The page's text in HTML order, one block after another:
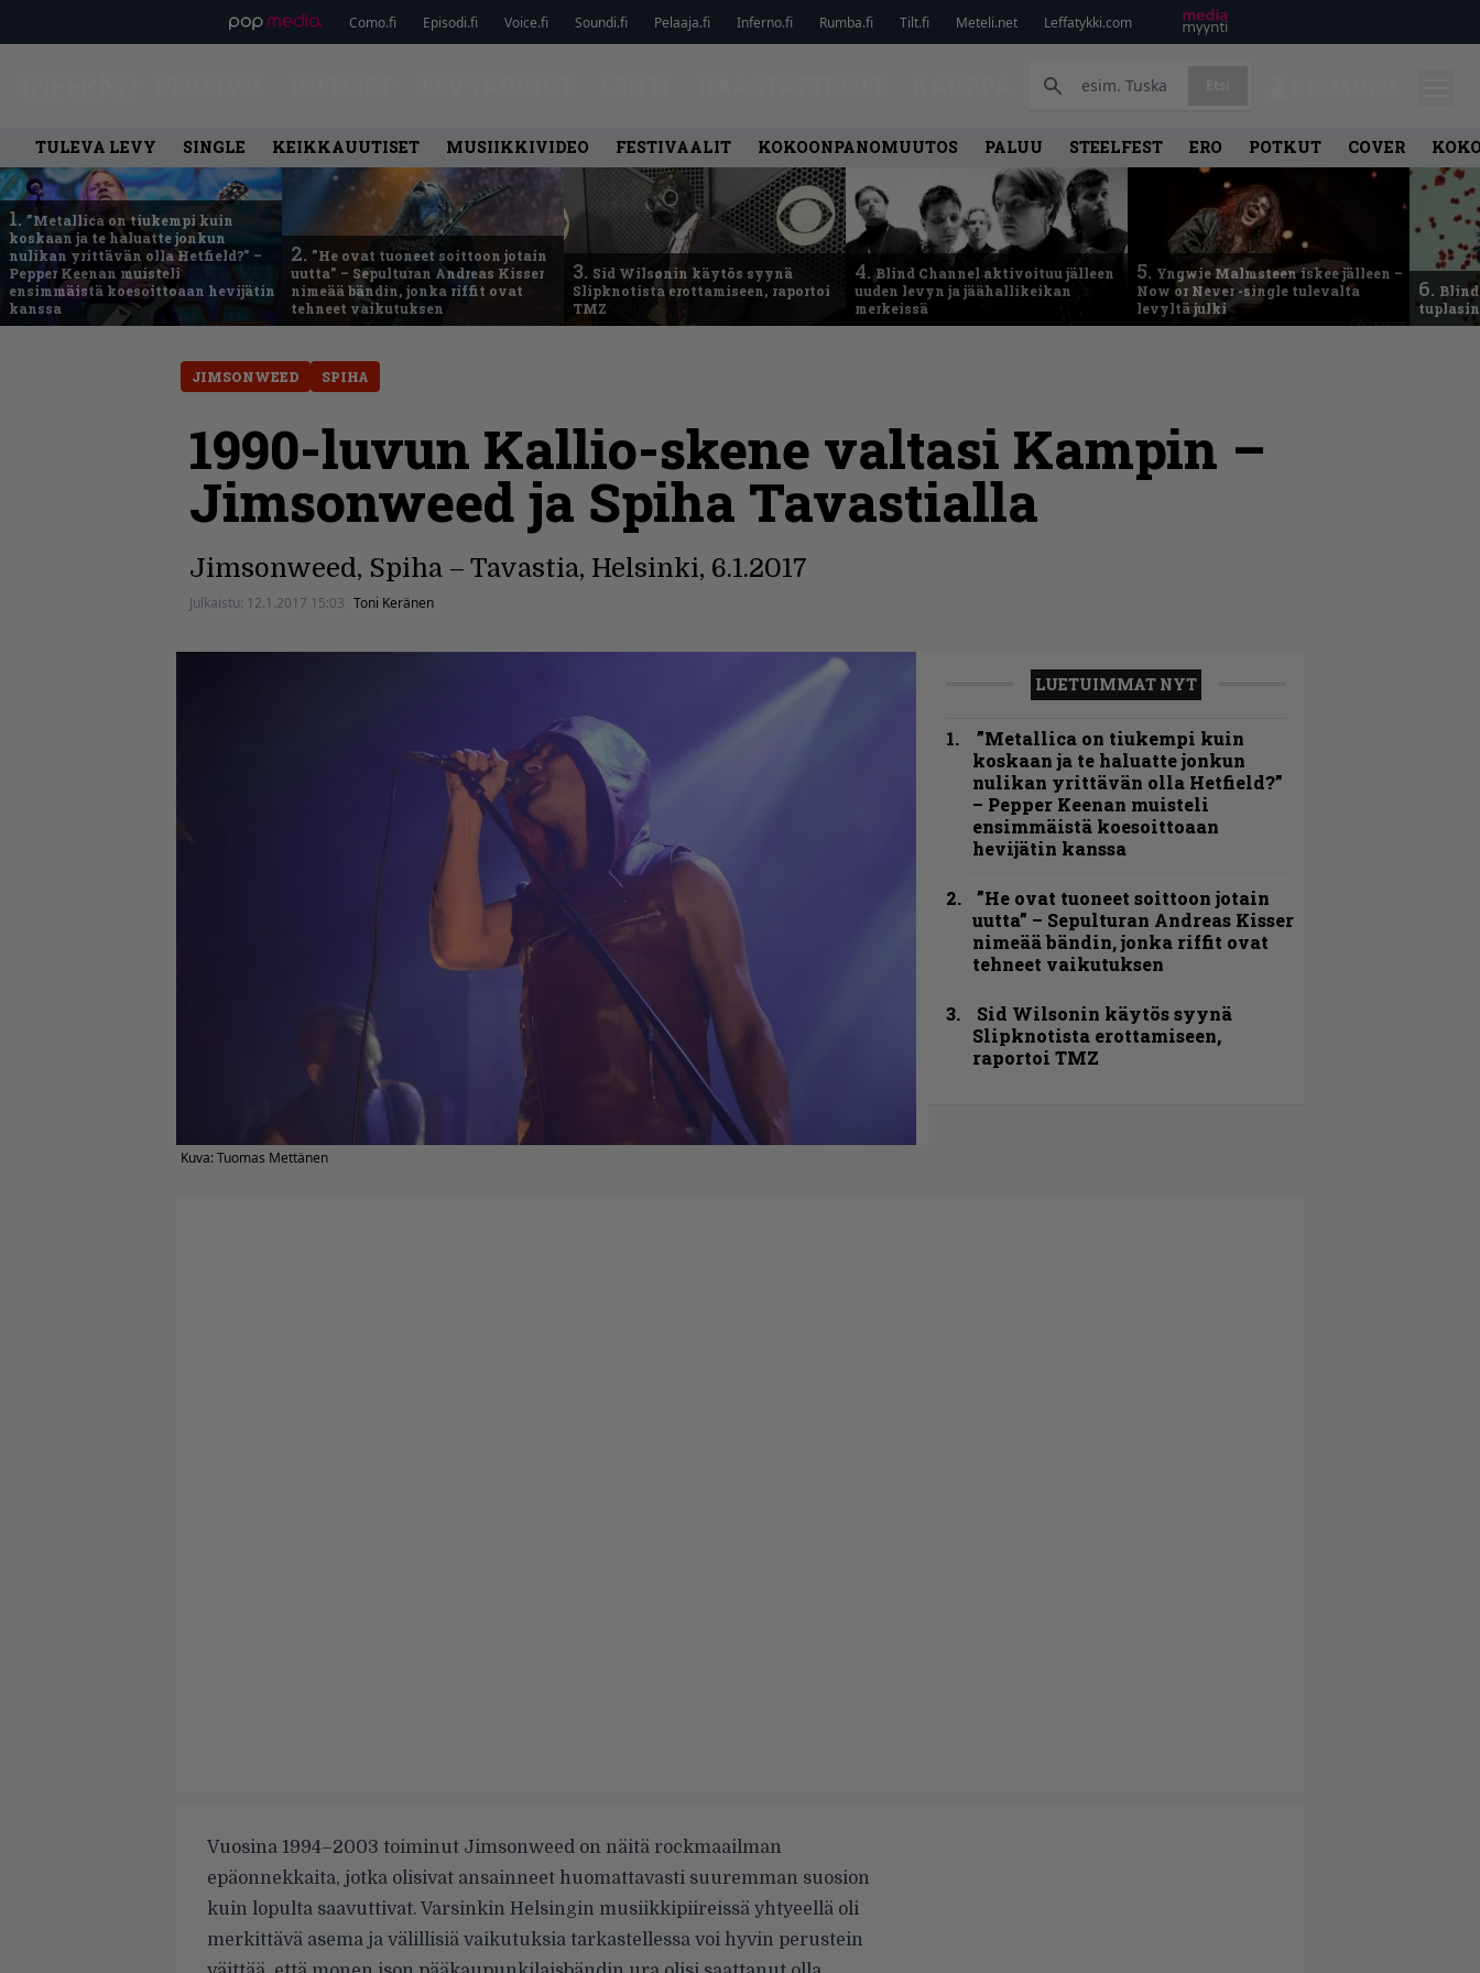
Como.fi Episodi.fi Voice.fi Soundi.fi Pelaaja.fi Inferno.fi Rumba.fi Tilt.fi Meteli.net Leffatykki.com
TULEVA LEVY SINGLE KEIKKAUUTISET MUSIIKKIVIDEO FESTIVAALIT KOKOONPANOMUUTOS PALUU STEELFEST ERO POTKUT COVER
1. ”Metallica on tiukempi kuin
koskaan ja te haluatte jonkun
nulikan yrittävän olla Hetfield?” –
Pepper Keenan muisteli
ensimmäistä koesoittoaan hevijätin
kanssa
2. ”He ovat tuoneet soittoon jotain
uutta” – Sepulturan Andreas Kisser
nimeää bändin, jonka riffit ovat
tehneet vaikutuksen
3. Sid Wilsonin käytös syynä
Slipknotista erottamiseen, raportoi
TMZ
4.Blind Channel aktivoituu jälleen
uuden levyn ja jäähallikeikan
merkeissä
5. Yngwie Malmsteen iskee jälleen –
Now or Never -single tulevalta
levyltä julki
6.
JIMSONWEED SPIHA
1990-luvun Kallio-skene valtasi Kampin –
Jimsonweed ja Spiha Tavastialla
Jimsonweed, Spiha – Tavastia, Helsinki, 6.1.2017
Julkaistu: 12.1.2017 15:03 Toni Keränen
Kuva: Tuomas Mettänen
LUETUIMMAT NYT
”Metallica on tiukempi kuin
koskaan ja te haluatte jonkun
nulikan yrittävän olla Hetfield?”
– Pepper Keenan muisteli
ensimmäistä koesoittoaan
hevijätin kanssa
”He ovat tuoneet soittoon jotain
uutta” – Sepulturan Andreas Kisser
nimeää bändin, jonka riffit ovat
tehneet vaikutuksen
Sid Wilsonin käytös syynä
Slipknotista erottamiseen,
raportoi TMZ
Vuosina 1994–2003 toiminut Jimsonweed on näitä rockmaailman
epäonnekkaita, jotka olisivat ansainneet huomattavasti suuremman suosion
kuin lopulta saavuttivat. Varsinkin Helsingin musiikkipiireissä yhtyeellä oli
merkittävä asema ja välillisiä vaikutuksia tarkastellessa voi hyvin perustein